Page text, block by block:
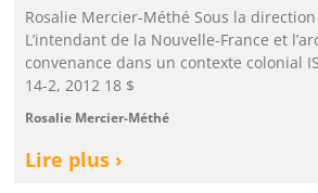
Rosalie Mercier-Méthé Sous la
L’intendant de la Nouvelle-France et
convenance dans un contexte colonial
14-2, 2012 18 $
Rosalie Mercier-Méthé
Lire plus ›